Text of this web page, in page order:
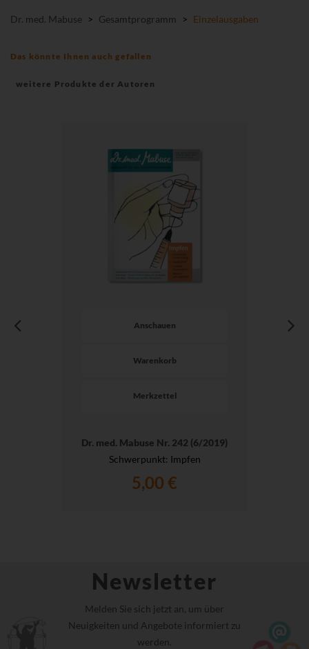
Dr. med. Mabuse > Gesamtprogramm > Einzelausgaben
Das könnte Ihnen auch gefallen
weitere Produkte der Autoren
Anschauen
Warenkorb
Merkzettel
Dr. med. Mabuse Nr. 242 (6/2019)
Schwerpunkt: Impfen
5,00 €
Newsletter
Melden Sie sich jetzt an, um über
Neuigkeiten und Angebote informiert zu
werden.